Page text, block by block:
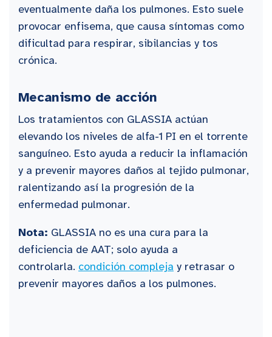
eventualmente daña los pulmones. Esto suele
provocar enfisema, que causa síntomas como
dificultad para respirar, sibilancias y tos
crónica.
Mecanismo de acción
Los tratamientos con GLASSIA actúan
elevando los niveles de alfa-1 PI en el torrente
sanguíneo. Esto ayuda a reducir la inflamación
y a prevenir mayores daños al tejido pulmonar,
ralentizando así la progresión de la
enfermedad pulmonar.
Nota: GLASSIA no es una cura para la
deficiencia de AAT; solo ayuda a
controlarla. condición compleja y retrasar o
prevenir mayores daños a los pulmones.